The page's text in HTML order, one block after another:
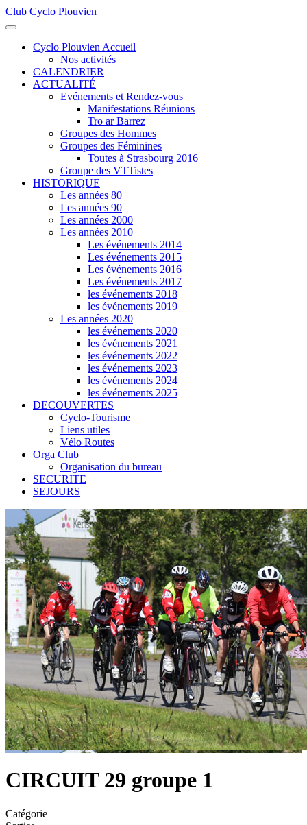
Club Cyclo Plouvien
Cyclo Plouvien Accueil
Nos activités
CALENDRIER
ACTUALITÉ
Evénements et Rendez-vous
Manifestations Réunions
Tro ar Barrez
Groupes des Hommes
Groupes des Féminines
Toutes à Strasbourg 2016
Groupe des VTTistes
HISTORIQUE
Les années 80
Les années 90
Les années 2000
Les années 2010
Les événements 2014
Les événements 2015
Les événements 2016
Les événements 2017
les événements 2018
les événements 2019
Les années 2020
les événements 2020
les événements 2021
les événements 2022
les événements 2023
les événements 2024
les événements 2025
DECOUVERTES
Cyclo-Tourisme
Liens utiles
Vélo Routes
Orga Club
Organisation du bureau
SECURITE
SEJOURS
CIRCUIT 29 groupe 1
Catégorie
précédente
précédent
suivante
suivant